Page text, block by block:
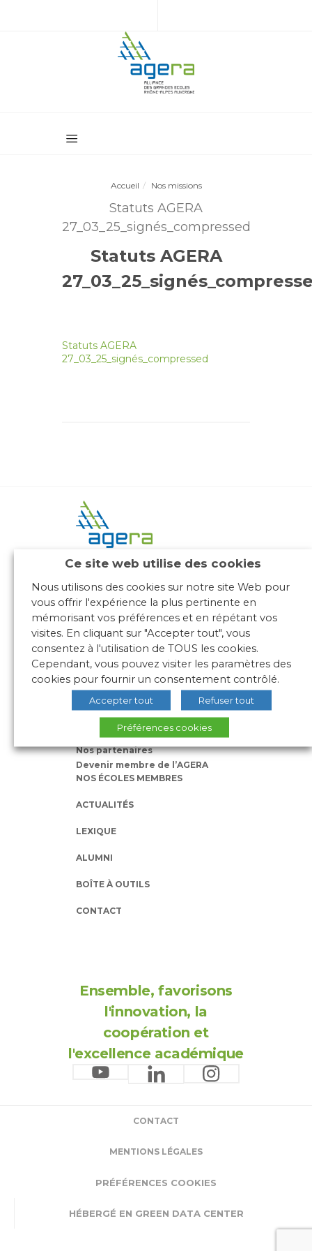
Accueil Nos missions
Statuts AGERA
27_03_25_signés_compressed
Statuts AGERA
Statuts AGERA
27_03_25_signés_compressed
10 place des Archives – Bât G –
69288 LYON Cedex 02
Association loi 1901
L’AGERA
Nos missions
Notre équipe
Qu’est-ce qu’une Grande Ecole ?
Nos partenaires
Devenir membre de l’AGERA
NOS ÉCOLES MEMBRES
ACTUALITÉS
LEXIQUE
ALUMNI
BOÎTE À OUTILS
CONTACT
Ensemble, favorisons
l'innovation, la
coopération et
l'excellence académique
CONTACT
MENTIONS LÉGALES
PRÉFÉRENCES COOKIES
HÉBERGÉ EN GREEN DATA CENTER
Ce site web utilise des cookies
Nous utilisons des cookies sur notre site Web pour
vous offrir l'expérience la plus pertinente en
mémorisant vos préférences et en répétant vos
visites. En cliquant sur "Accepter tout", vous
consentez à l'utilisation de TOUS les cookies.
Cependant, vous pouvez visiter les paramètres des
cookies pour fournir un consentement contrôlé.
Accepter tout Refuser tout
Préférences cookies